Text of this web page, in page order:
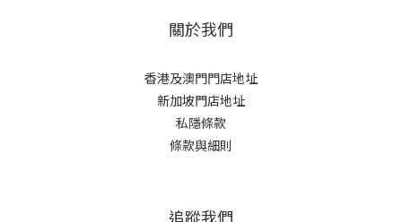
關於我們
香港及澳門門店地址
新加坡門店地址
私隱條款
條款與細則
追蹤我們